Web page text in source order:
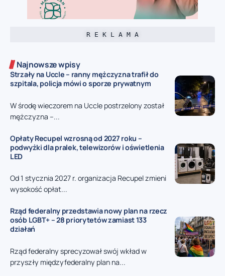
R E K L A M A
Najnowsze wpisy
Strzały na Uccle – ranny mężczyzna trafił do
szpitala, policja mówi o sporze prywatnym
W środę wieczorem na Uccle postrzelony został
mężczyzna –...
Opłaty Recupel wzrosną od 2027 roku –
podwyżki dla pralek, telewizorów i oświetlenia
LED
Od 1 stycznia 2027 r. organizacja Recupel zmieni
wysokość opłat...
Rząd federalny przedstawia nowy plan na rzecz
osób LGBT+ – 28 priorytetów zamiast 133
działań
Rząd federalny sprecyzował swój wkład w
przyszły międzyfederalny plan na...